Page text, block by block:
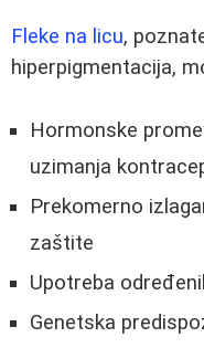
Fleke na licu,
hiperpigmentacija,
Hormonske
uzimanja
Prekomerno
zaštite
Upotreba
Genetska